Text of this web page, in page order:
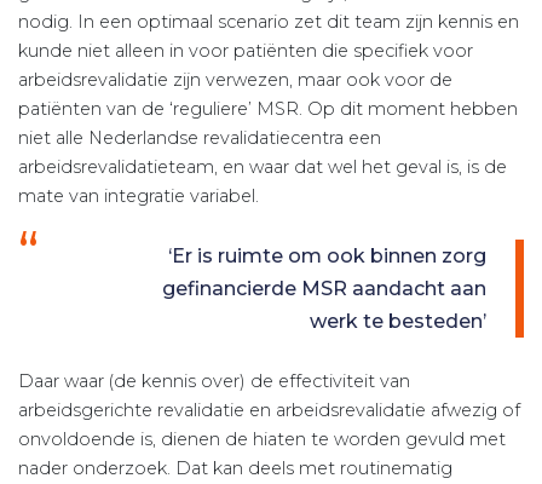
nodig. In een optimaal scenario zet dit team zijn kennis en
kunde niet alleen in voor patiënten die specifiek voor
arbeidsrevalidatie zijn verwezen, maar ook voor de
patiënten van de ‘reguliere’ MSR. Op dit moment hebben
niet alle Nederlandse revalidatiecentra een
arbeidsrevalidatieteam, en waar dat wel het geval is, is de
mate van integratie variabel.
‘Er is ruimte om ook binnen zorg
gefinancierde MSR aandacht aan
werk te besteden’
Daar waar (de kennis over) de effectiviteit van
arbeidsgerichte revalidatie en arbeidsrevalidatie afwezig of
onvoldoende is, dienen de hiaten te worden gevuld met
nader onderzoek. Dat kan deels met routinematig